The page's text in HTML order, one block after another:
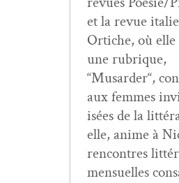
et la revue
Ortiche, où
une rubrique,
“Musarder“,
aux femmes
isées de la
elle, ani­me à
ren­con­tres
men­su­elles